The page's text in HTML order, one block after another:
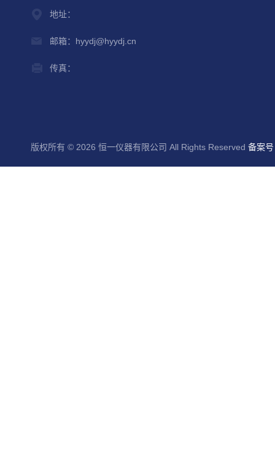
地址：
邮箱：hyydj@hyydj.cn
传真：
版权所有 © 2026 恒一仪器有限公司 All Rights Reserved 备案